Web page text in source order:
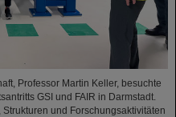
Professor Martin Keller, besuchte
GSI und FAIR in Darmstadt.
und Forschungsaktivitäten